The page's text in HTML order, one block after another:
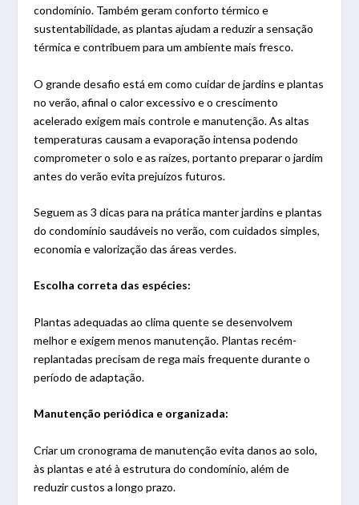
condomínio. Também geram conforto térmico e
sustentabilidade, as plantas ajudam a reduzir a sensação
térmica e contribuem para um ambiente mais fresco.
O grande desafio está em como cuidar de jardins e plantas
no verão, afinal o calor excessivo e o crescimento
acelerado exigem mais controle e manutenção. As altas
temperaturas causam a evaporação intensa podendo
comprometer o solo e as raízes, portanto preparar o jardim
antes do verão evita prejuízos futuros.
Seguem as 3 dicas para na prática manter jardins e plantas
do condomínio saudáveis no verão, com cuidados simples,
economia e valorização das áreas verdes.
Escolha correta das espécies:
Plantas adequadas ao clima quente se desenvolvem
melhor e exigem menos manutenção. Plantas recém-
replantadas precisam de rega mais frequente durante o
período de adaptação.
Manutenção periódica e organizada:
Criar um cronograma de manutenção evita danos ao solo,
às plantas e até à estrutura do condomínio, além de
reduzir custos a longo prazo.